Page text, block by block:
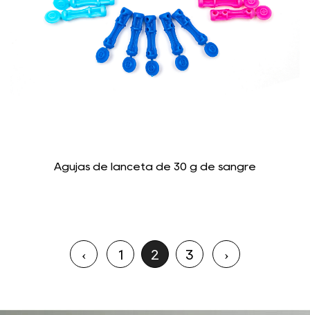
Agujas de lanceta de 30 g de sangre
‹ 1 2 3 ›